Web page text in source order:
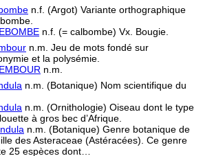
n.f. (Argot) Variante orthographique
n.f. (= calbombe) Vx. Bougie.
n.m. Jeu de mots fondé sur
et la polysémie.
n.m.
n.m. (Botanique) Nom scientifique du
n.m. (Ornithologie) Oiseau dont le type
à gros bec d’Afrique.
n.m. (Botanique) Genre botanique de
des Asteraceae (Astéracées). Ce genre
25 espèces dont…